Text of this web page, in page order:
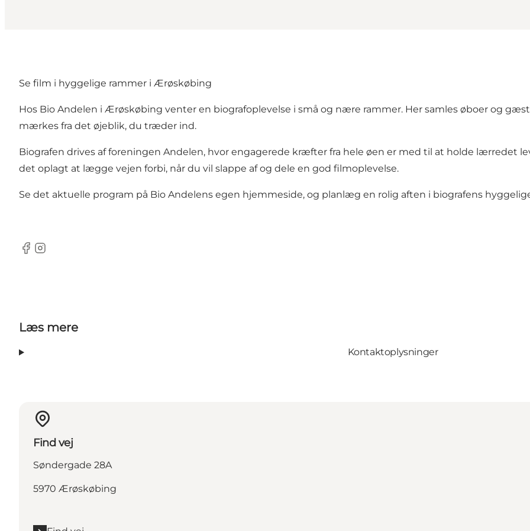
Se film i hyggelige rammer i Ærøskøbing
Hos Bio Andelen i Ærøskøbing venter en biografoplevelse i små og nære rammer. Her samles øboer og
mærkes fra det øjeblik, du træder ind.
Biografen drives af foreningen Andelen, hvor engagerede kræfter fra hele øen er med til at holde lærredet
det oplagt at lægge vejen forbi, når du vil slappe af og dele en god filmoplevelse.
Se det aktuelle program på Bio Andelens egen hjemmeside, og planlæg en rolig aften i biografens
Facebook
Instagram
Læs mere
Kontaktoplysninger
Find vej
Søndergade 28A
5970 Ærøskøbing